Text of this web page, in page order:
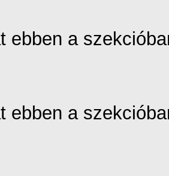
ebben a
ebben a